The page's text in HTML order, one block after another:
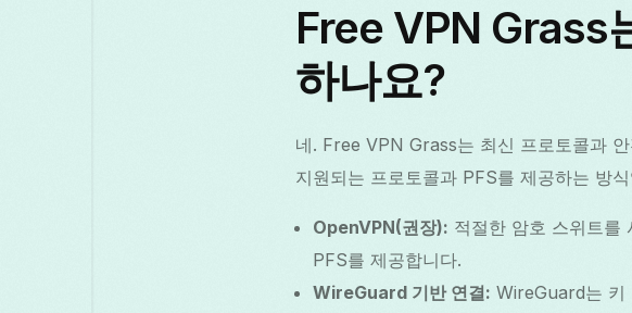
Free VPN Grass
하나요?
네. Free VPN Grass는 최신 프로토콜과
지원되는 프로토콜과 PFS를 제공하는 방
OpenVPN(권장): 적절한 암호 스위트를
PFS를 제공합니다.
WireGuard 기반 연결: WireGuard는 키